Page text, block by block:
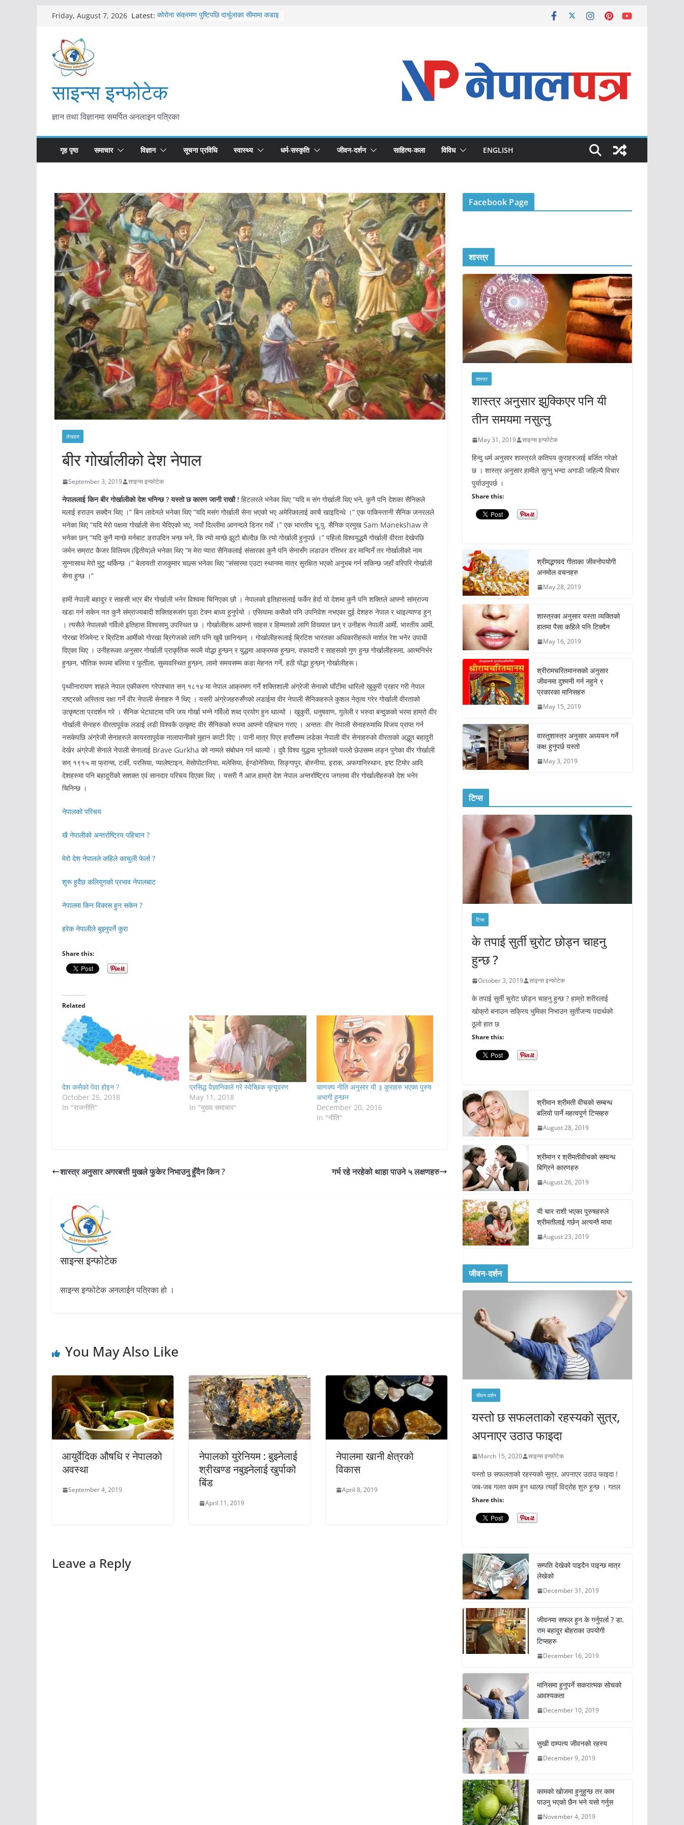
content
Friday, August 7, 2026 Latest: कोरोना संक्रमण पुष्टिपछि दार्चुलाका सीमामा कडाइ
काभ्रेपलाञ्चोकमा आयुर्वेद स्वास्थ्योपचारतर्फ
आकर्षण बढ्दै
साइन्स इन्फोटेक
ज्ञान तथा विज्ञानमा समर्पित अनलाइन पत्रिका
गृह पृष्ठ समाचार विज्ञान सूचना प्रविधि स्वास्थ्य धर्म-सस्कृति जीवन-दर्शन साहित्य-कला विविध ENGLISH
लेखहरु
बीर गोर्खालीको देश नेपाल
September 3, 2019 साइन्स इन्फोटेक
नेपाललाई किन बीर गोर्खालीको देश भनिन्छ ? यस्तो छ कारण जानी राखौ ! हिटलरले भनेका थिए “यदि म संग गोर्खाली थिए भने, कुनै पनि देशका सैनिकले
मलाई हराउन सक्दैन थिए ।” बिन लादेनले भनेका थिए “यदि मसंग गोर्खाली सेना भएको भए अमेरिकालाई काचै खाइदिन्थे ।” एक पाकिस्तानी सैनिक जनरलले
भनेका थिए “यदि मेरो पक्षमा गोर्खाली सेना भैदिएको भए, नयाँ दिल्लीमा आनन्दले डिनर गर्थें ।” एक भारतीय भू.पु. सैनिक प्रमुख Sam Manekshaw ले
भनेका छन् “यदि कुनै मान्छे मर्नबाट डराउदिन भन्छ भने, कि त्यो मान्छे झुटो बोल्दैछ कि त्यो गोर्खाली हुनुपर्छ ।” पहिलो विश्वयुद्धमै गोर्खाली वीरता देखेपछि
जर्मन सम्राट कैजर विलियम (द्वितीय)ले भनेका थिए “म मेरा प्यारा सैनिकलाई संसारका कुनै पनि सेनासँग लडाउन रत्तिभर डर मान्दिनँ तर गोर्खालीको नाम
सुन्नासाथ मेरो मुटु थर्किन्छ ।” बेलायती राजकुमार चाल्र्स भनेका थिए “संसारमा एउटा स्थानमा मात्र सुरक्षित भएको अनुभब गर्न सकिन्छ जहाँ वरिपरि गोर्खाली
सेना हुन्छ ।”
हामी नेपाली बहादुर र साहसी भएर बीर गोर्खाली भनेर विश्वमा चिनिएका छौ । नेपालको इतिहासलाई फर्केर हेर्दा यो देशमा कुनै पनि शक्तिले आफ्नो सांम्राज्य
खडा गर्न सकेन नत कुनै संम्राज्यबादी शक्तिहरूसंग घुडा टेक्न बाध्य हुनुर्पयो । एसियामा कसैको पनि उपनिवेश नभएका दुई देशहरु नेपाल र थाइल्याण्ड हुन्
। त्यसैले नेपालको गर्विलो इतिहास विश्वसामु उपस्थित छ । गोर्खालीहरू आफ्नो साहस र हिम्मतको लागि विख्यात छन् र उनीहरू नेपाली आर्मी, भारतीय आर्मी,
गोरखा रेजिमेन्ट र ब्रिटिश आर्मीको गोरखा ब्रिगेजको लागि पनि खुबै छानिन्छन् । गोर्खालीहरूलाई ब्रिटिश भारतका अधिकारीहरूले मार्शल रेश भनेर उपाधी
दिएका थिए । उनीहरूका अनुसार गोर्खाली प्राकृतिक रूपमै योद्धा हुन्छन् र युद्धमा आक्रमक हुन्छन, वफादारी र साहसको गुण हुन्छ गोर्खालीहरूमा, आत्मनिर्भर
हुन्छन, भौतिक रूपमा बलिया र फुर्तीला, सुब्यवस्थित हुन्छन, लामो समयसम्म कडा मेहनत गर्ने, हठी योद्धा हुन्छन् गोर्खालीहरू।
पृथ्वीनारायण शाहले नेपाल एकीकरण गरेपश्चात सन् १८१४ मा नेपाल आक्रमण गर्ने शक्तिशाली अंग्रेजी सेनाको घाँटीमा धारिलो खुकुरी प्रहार गरी नेपाल
राष्ट्रको अस्तित्व रक्षा गर्ने वीर नेपाली सेनाहरु नै थिए । यसरी अंग्रेजहरुसँगको लडाईमा वीर नेपाली सैनिकहरुले कुशल नेतृत्व गरेर गोर्खाली वीरताको
उत्कृष्टता प्रदर्शन गरे । सैनिक भेटघाटमा पनि जय गोर्खा भन्ने गर्विलो शब्द प्रयोग हुन थाल्यो । खुकुरी, धनुषवाण, गुलेली र भरुवा बन्दुकको भरमा हाम्रो वीर
गोर्खाली सेनाहरु वीरतापूर्वक लडाई लडी विश्वकै उत्कृष्ट वीर सैनिकको रुपमा आफ्नो पहिचान गराए । अन्ततः वीर नेपाली सेनाहरुमाथि विजय प्राप्त गर्न
नसकेपछि अंग्रेजी सेनाहरुले कायरतापूर्वक नालापानीको मुहान काटी दिए । पानी मात्र पिएर हप्तौंसम्म लडेका नेपाली वीर सेनाहरुको वीरताको अद्भूत बहादुरी
देखेर अंग्रेजी सेनाले नेपाली सेनालाई Brave Gurkha को नामले संबोधन गर्न थाल्यो । दुवै विश्व युद्धमा भूगोलको पल्लो छेउसम्म लड्न पुगेका वीर गोर्खाली
सन् १९१५ मा फ्रान्स, टर्की, परसिया, प्यालेष्टाइन, मेसोपोटानिया, मलेसिया, ईण्डोनेसिया, सिङ्गापुर, बोस्नीया, इराक, अफगानिस्थान, इष्ट टिमोर आदि
देशहरुमा पनि बहादुरीको सशक्त एवं सानदार परिचय दिएका थिए । यसरी नै आज हाम्रो देश नेपाल अन्तर्राष्ट्रिय जगतमा वीर गोर्खालीहरुको देश भनेर
चिनिन्छ ।
नेपालको परिचय
खै नेपालीको अन्तर्राष्ट्रिय पहिचान ?
मेरो देश नेपालले कहिले काचुली फेर्ला ?
शुरू हुदैछ कलियुगको प्रभाव नेपालबाट
नेपालमा किन विकास हुन सकेन ?
हरेक नेपालीले बुझ्नुपर्ने कुरा
Share this:
Related
देश कसैको पेवा होइन ?
October 25, 2018
In "राजनीति"
प्रसिद्ध वैज्ञानिकले गरे स्वेच्छिक मृत्युवरण
May 11, 2018
In "मुख्य समाचार"
चाणक्य नीति अनुसार यी ३ कुराहरु भएका पुरुष
अभागी हुन्छन
December 20, 2016
In "नीति"
शास्त्र अनुसार अगरबत्ती मुखले फुकेर निभाउनु हुँदैन किन ? गर्भ रहे नरहेको थाहा पाउने ५ लक्षणहरु
साइन्स इन्फोटेक
साइन्स इन्फोटेक अनलाईन पत्रिका हो ।
You May Also Like
आयुर्वेदिक औषधि र नेपालको
अवस्था
September 4, 2019
नेपालको युरेनियम : बुझ्नेलाई
श्रीखण्ड नबुझ्नेलाई खुर्पाको
बिंड
April 11, 2019
नेपालमा खानी क्षेत्रको
विकास
April 8, 2019
Leave a Reply
Facebook Page
शास्त्र
शास्त्र
शास्त्र अनुसार झुक्किएर पनि यी
तीन समयमा नसुत्नु
May 31, 2019 साइन्स इन्फोटेक
हिन्दु धर्म अनुसार शास्त्रले कतिपय कुराहरुलाई बर्जित गरेको
छ । शास्त्र अनुसार हामीले सुत्नु भन्दा अगाडी जहिल्यै विचार
पुर्याउनुपर्छ ।
Share this:
श्रीमद्भगवद गीताका जीवनोपयोगी
अनमोल वचनहरु
May 28, 2019
शास्त्रका अनुसार यस्ता व्यक्तिको
हातमा पैसा कहिले पनि टिक्दैन
May 16, 2019
श्रीरामचरितमानसको अनुसार
जीवनमा दुश्मनी गर्न नहुने ९
प्रकारका मानिसहरु
May 15, 2019
वास्तुशास्त्र अनुसार अध्ययन गर्ने
कक्ष हुनुपर्छ यस्तो
May 3, 2019
टिप्स
टिप्स
के तपाई सुर्ती चुरोट छोड्न चाहनु
हुन्छ ?
October 3, 2019 साइन्स इन्फोटेक
के तपाई सुर्ती चुरोट छोड्न चाहनु हुन्छ ? हाम्रो शरीरलाई
खोक्रो बनाउन सक्रिय भुमिका निभाउन सुर्तीजन्य पदार्थको
ठूलो हात छ
Share this:
श्रीमान श्रीमती वीचको सम्बन्ध
बलियो पार्ने महत्वपूर्ण टिप्सहरु
August 28, 2019
श्रीमान र श्रीमतीवीचको सम्वन्ध
बिग्रिने कारणहरु
August 26, 2019
यी चार राशी भएका पुरुषहरुले
श्रीमतीलाई गर्छन् अत्यन्तै माया
August 23, 2019
जीवन-दर्शन
जीवन-दर्शन
यस्तो छ सफलताको रहस्यको सुत्र,
अपनाएर उठाउ फाइदा
March 15, 2020 साइन्स इन्फोटेक
यस्तो छ सफलताको रहस्यको सुत्र, अपनाएर उठाउ फाइदा !
जब-जब गलत काम हुन थाल्छ त्यहाँ विद्रोह शुरु हुन्छ । गतल
Share this:
सम्पति देखेको पाइदैन पाइन्छ मात्र
लेखेको
December 31, 2019
जीवनमा सफल हुन के गर्नुपर्ला ? डा.
राम बहादुर बोहराका उपयोगी
टिप्सहरु
December 16, 2019
मानिसमा हुनुपर्ने सकरात्मक सोचको
आवश्यकता
December 10, 2019
सुखी दाम्पत्य जीवनको रहस्य
December 9, 2019
कामको खोजमा हुनुहुन्छ तर काम
पाउनु भएको छैन भने यसो गर्नुस
November 4, 2019